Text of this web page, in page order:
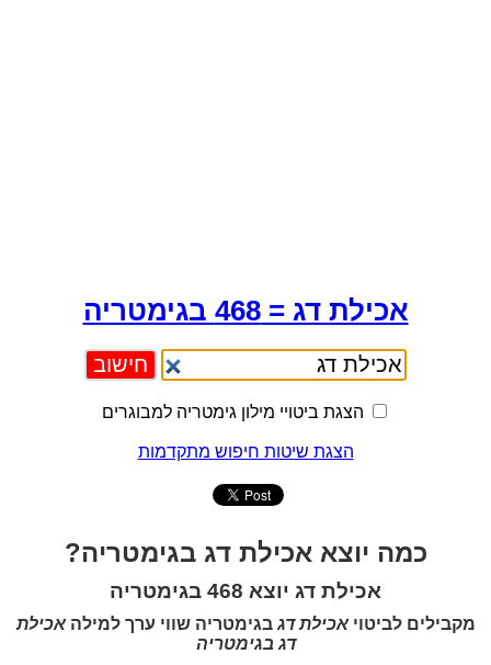
אכילת דג = 468 בגימטריה
הצגת ביטויי מילון גימטריה למבוגרים
הצגת שיטות חיפוש מתקדמות
כמה יוצא אכילת דג בגימטריה?
אכילת דג יוצא 468 בגימטריה
מקבילים לביטויאכילת דג בגימטריה שווי ערך למילהאכילת
דג בגימטריה